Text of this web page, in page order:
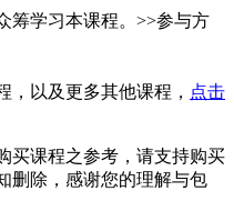
筹学习本课程。>>参与方
，以及更多其他课程， 点击
买课程之参考，请支持购买
删除，感谢您的理解与包